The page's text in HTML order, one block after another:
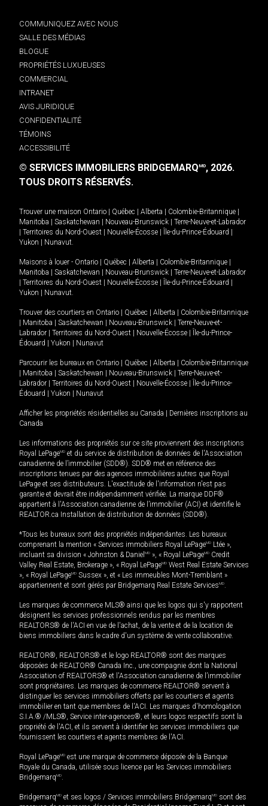
COMMUNIQUEZ AVEC NOUS
SALLE DES MÉDIAS
BLOGUE
PROPRIÉTÉS LUXUEUSES
COMMERCIAL
INTRANET
AVIS JURIDIQUE
CONFIDENTIALITÉ
TÉMOINS
ACCESSIBILITÉ
© SERVICES IMMOBILIERS BRIDGEMARQMD, 2026.
TOUS DROITS RÉSERVÉS.
Trouver une maison Ontario Québec Alberta Colombie-Britannique
Manitoba
Saskatchewan Nouveau-Brunswick
Terre-Neuve-et-Labrador
Territoires du Nord-Ouest Nouvelle-Écosse Île-du-Prince-Édouard
Yukon
Nunavut.
Maisons à louer - Ontario Québec Alberta Colombie-Britannique
Manitoba
Saskatchewan Nouveau-Brunswick
Terre-Neuve-et-Labrador
Territoires du Nord-Ouest Nouvelle-Écosse Île-du-Prince-Édouard
Yukon
Nunavut.
Trouver des courtiers en Ontario Québec Alberta
Colombie-Britannique
Manitoba Saskatchewan Nouveau-Brunswick
Terre-Neuve-et-
Labrador
Territoires du Nord-Ouest Nouvelle-Écosse
Île-du-Prince-
Édouard
Yukon Nunavut
Parcourir les bureaux en Ontario Québec Alberta
Colombie-Britannique
Manitoba Saskatchewan Nouveau-Brunswick
Terre-Neuve-et-
Labrador
Territoires du Nord-Ouest Nouvelle-Écosse
Île-du-Prince-
Édouard
Yukon Nunavut
Afficher les propriétés résidentielles au Canada
Dernières inscriptions au
Canada
Les informations des propriétés sur ce site proviennent des inscriptions
Royal LePageMD et du service de distribution de données de l'Association
canadienne de l’immobilier (SDD®). SDD® met en référence des
inscriptions tenues par des agences immobilières autres que Royal
LePage et ses distributeurs. L'exactitude de l'information n'est pas
garantie et devrait être indépendamment vérifiée. La marque DDF®
appartient à l'Association canadienne de l’immobilier (ACI) et identifie le
REALTOR.ca Installation de distribution de données (SDD®).
*Tous les bureaux sont des propriétés indépendantes. Les bureaux
comprenant la mention « Services immobiliers Royal LePageMD Ltée »,
incluant sa division « Johnston & Daniel MD », « Royal LePageMD Credit
Valley Real Estate, Brokerage », « Royal LePageMD West Real Estate Services
», « Royal LePageMD Sussex », et « Les immeubles Mont-Tremblant »
appartiennent et sont gérés par Bridgemarq Real Estate ServicesMD.
Les marques de commerce MLS® ainsi que les logos qui s'y rapportent
désignent les services professionnels rendus par les membres
REALTORS® de l'ACI en vue de l'achat, de la vente et de la location de
biens immobiliers dans le cadre d'un système de vente collaborative.
REALTOR®, REALTORS® et le logo REALTOR® sont des marques
déposées de REALTOR® Canada Inc., une compagnie dont la National
Association of REALTORS® et l'Association canadienne de l’immobilier
sont propriétaires. Les marques de commerce REALTOR® servent à
distinguer les services immobiliers offerts par les courtiers et agents
immobilier en tant que membres de l'ACI. Les marques d'homologation
S.I.A.® /MLS®, Service inter-agences®, et leurs logos respectifs sont la
propriété de l'ACI, et ils servent à identifier les services immobiliers que
fournissent les courtiers et agents membres de l'ACI.
Royal LePageMD est une marque de commerce déposée de la Banque
Royale du Canada, utilisée sous licence par les Services immobiliers
BridgemarqMD.
BridgemarqMD et ses logos / Services immobiliers BridgemarqMD sont des